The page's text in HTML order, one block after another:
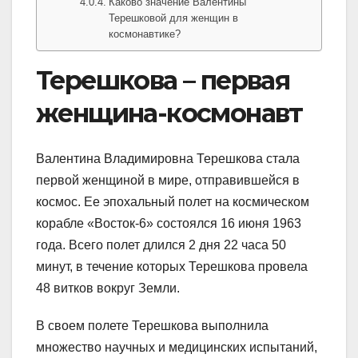
Терешковой для женщин в
космонавтике?
Терешкова – первая
женщина-космонавт
Валентина Владимировна Терешкова стала
первой женщиной в мире, отправившейся в
космос. Ее эпохальный полет на космическом
корабле «Восток-6» состоялся 16 июня 1963
года. Всего полет длился 2 дня 22 часа 50
минут, в течение которых Терешкова провела
48 витков вокруг Земли.
В своем полете Терешкова выполнила
множество научных и медицинских испытаний,